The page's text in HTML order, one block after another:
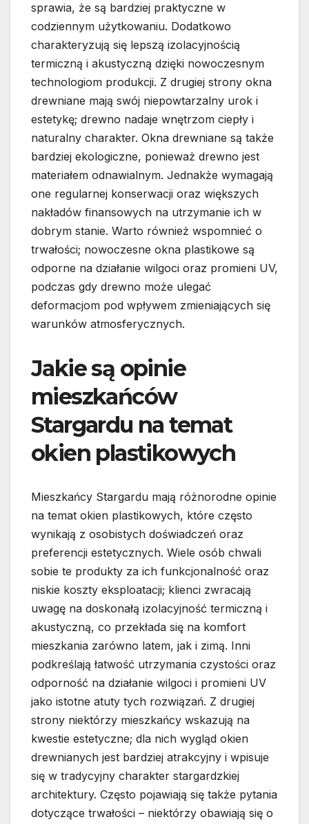
sprawia, że są bardziej praktyczne w
codziennym użytkowaniu. Dodatkowo
charakteryzują się lepszą izolacyjnością
termiczną i akustyczną dzięki nowoczesnym
technologiom produkcji. Z drugiej strony okna
drewniane mają swój niepowtarzalny urok i
estetykę; drewno nadaje wnętrzom ciepły i
naturalny charakter. Okna drewniane są także
bardziej ekologiczne, ponieważ drewno jest
materiałem odnawialnym. Jednakże wymagają
one regularnej konserwacji oraz większych
nakładów finansowych na utrzymanie ich w
dobrym stanie. Warto również wspomnieć o
trwałości; nowoczesne okna plastikowe są
odporne na działanie wilgoci oraz promieni UV,
podczas gdy drewno może ulegać
deformacjom pod wpływem zmieniających się
warunków atmosferycznych.
Jakie są opinie
mieszkańców
Stargardu na temat
okien plastikowych
Mieszkańcy Stargardu mają różnorodne opinie
na temat okien plastikowych, które często
wynikają z osobistych doświadczeń oraz
preferencji estetycznych. Wiele osób chwali
sobie te produkty za ich funkcjonalność oraz
niskie koszty eksploatacji; klienci zwracają
uwagę na doskonałą izolacyjność termiczną i
akustyczną, co przekłada się na komfort
mieszkania zarówno latem, jak i zimą. Inni
podkreślają łatwość utrzymania czystości oraz
odporność na działanie wilgoci i promieni UV
jako istotne atuty tych rozwiązań. Z drugiej
strony niektórzy mieszkańcy wskazują na
kwestie estetyczne; dla nich wygląd okien
drewnianych jest bardziej atrakcyjny i wpisuje
się w tradycyjny charakter stargardzkiej
architektury. Często pojawiają się także pytania
dotyczące trwałości – niektórzy obawiają się o